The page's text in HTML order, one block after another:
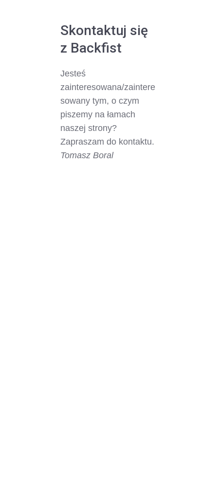
Skontaktuj się
z Backfist
Jesteś
zainteresowana/zaintere
sowany tym, o czym
piszemy na łamach
naszej strony?
Zapraszam do kontaktu.
Tomasz Boral